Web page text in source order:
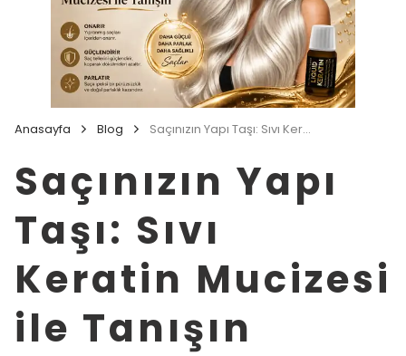
Anasayfa Blog Saçınızın Yapı Taşı: Sıvı Keratin Mucizesi ile Tanışın
Saçınızın Yapı
Taşı: Sıvı
Keratin Mucizesi
ile Tanışın